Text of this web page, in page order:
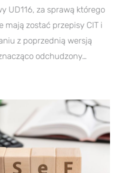
UD116, za sprawą którego
mają zostać przepisy CIT i
z poprzednią wersją
odchudzony…